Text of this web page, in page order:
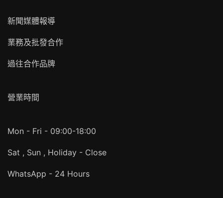
新聞媒體報導
業務及批發合作
過往合作品牌
營業時間
Mon - Fri - 09:00-18:00
Sat , Sun , Holiday - Close
WhatsApp - 24 Hours